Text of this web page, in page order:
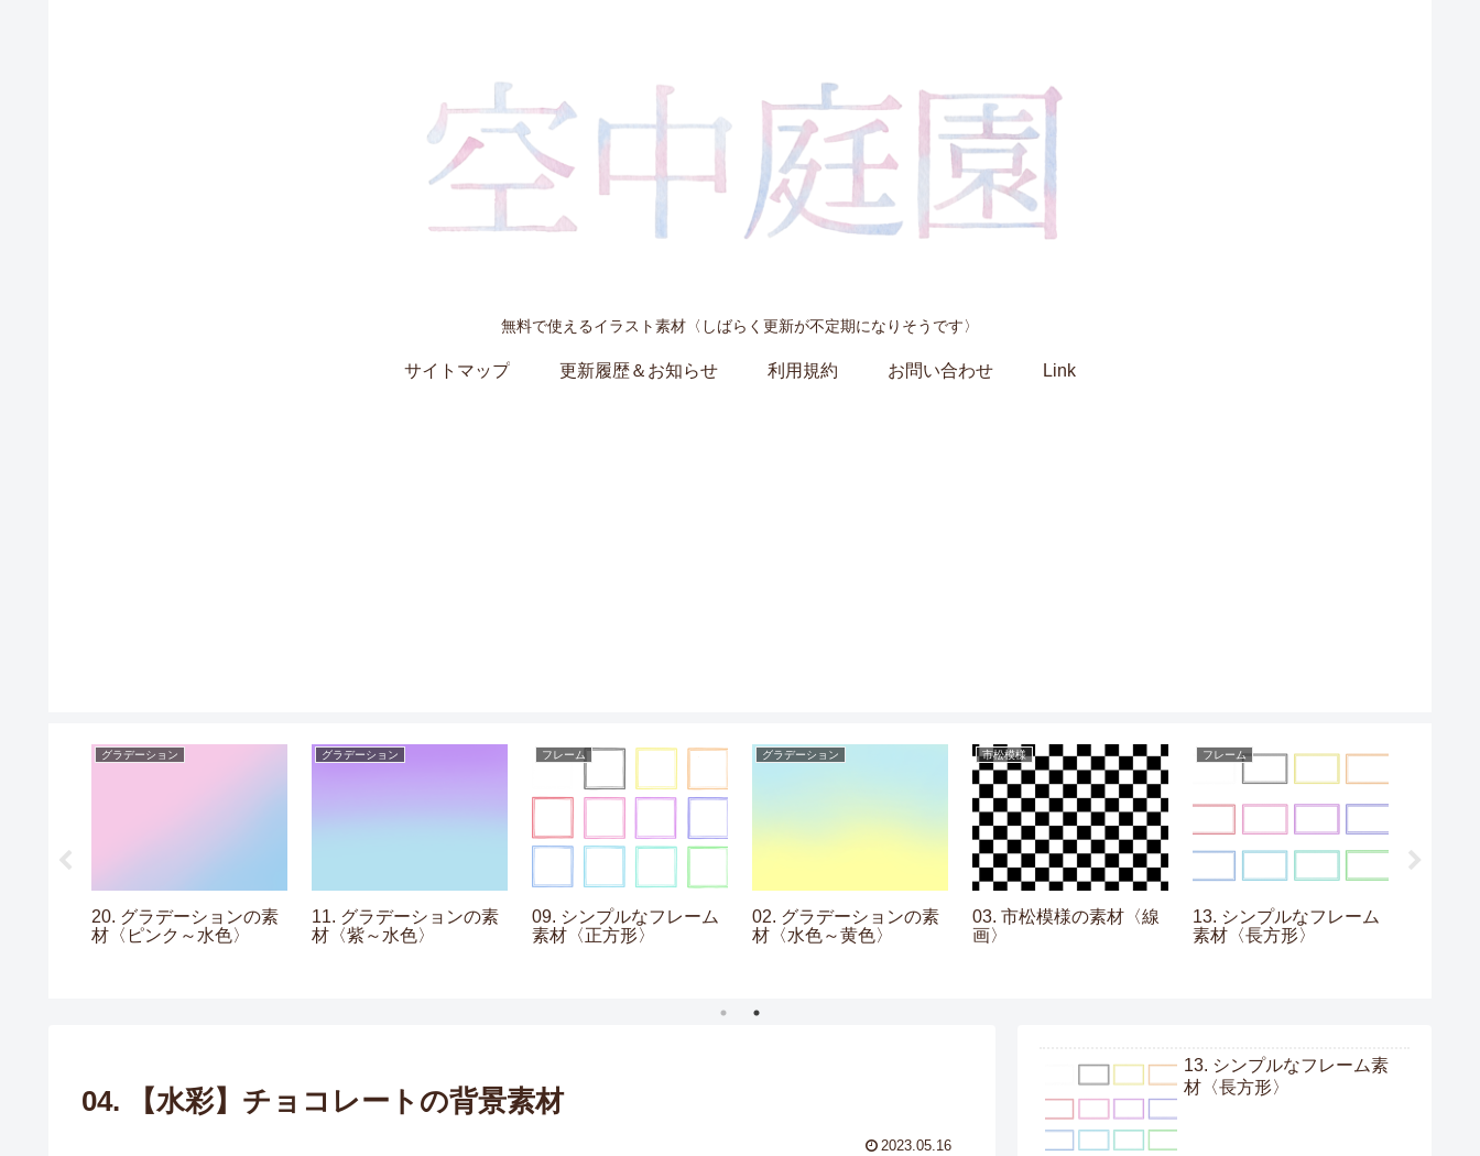
無料で使えるイラスト素材〈しばらく更新が不定期になりそうです〉
サイトマップ 更新履歴＆お知らせ 利用規約 お問い合わせ Link
グラデーション
20. グラデーションの素
材〈ピンク～水色〉
グラデーション
11. グラデーションの素
材〈紫～水色〉
フレーム
09. シンプルなフレーム
素材〈正方形〉
グラデーション
02. グラデーションの素
材〈水色～黄色〉
市松模様
03. 市松模様の素材〈線
画〉
フレーム
13. シンプルなフレーム
素材〈長方形〉
04. 【水彩】チョコレートの背景素材
2023.05.16
13. シンプルなフレーム素
材〈長方形〉